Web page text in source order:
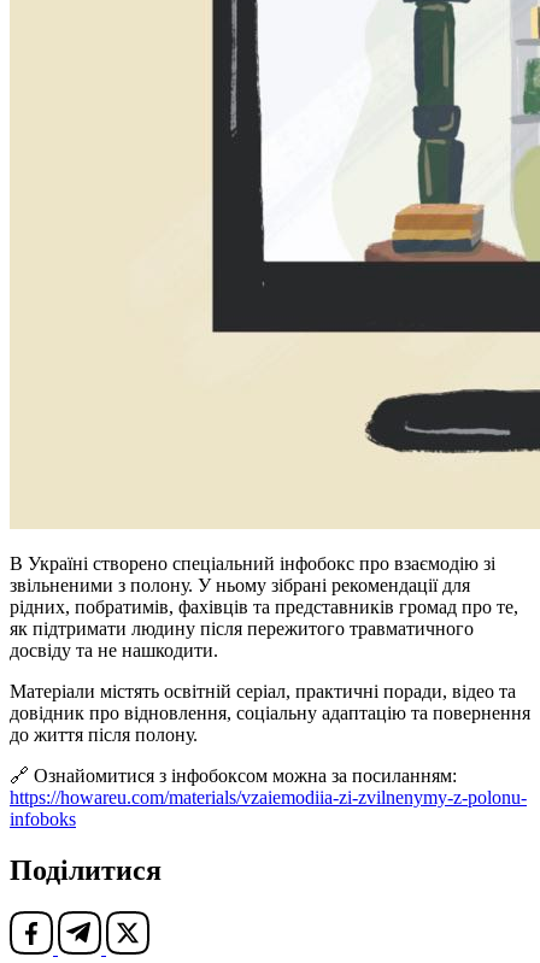
В Україні створено спеціальний інфобокс про взаємодію зі
звільненими з полону. У ньому зібрані рекомендації для
рідних, побратимів, фахівців та представників громад про те,
як підтримати людину після пережитого травматичного
досвіду та не нашкодити.
Матеріали містять освітній серіал, практичні поради, відео та
довідник про відновлення, соціальну адаптацію та повернення
до життя після полону.
🔗 Ознайомитися з інфобоксом можна за посиланням:
https://howareu.com/materials/vzaiemodiia-zi-zvilnenymy-z-polonu-
infoboks
Поділитися